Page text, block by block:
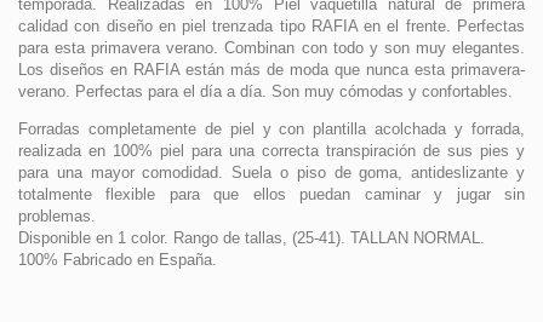
temporada. Realizadas en 100% Piel vaquetilla natural de primera
calidad con diseño en piel trenzada tipo RAFIA en el frente. Perfectas
para esta primavera verano. Combinan con todo y son muy elegantes.
Los diseños en RAFIA están más de moda que nunca esta primavera-
verano. Perfectas para el día a día. Son muy cómodas y confortables.
Forradas completamente de piel y con plantilla acolchada y forrada,
realizada en 100% piel para una correcta transpiración de sus pies y
para una mayor comodidad. Suela o piso de goma, antideslizante y
totalmente flexible para que ellos puedan caminar y jugar sin
problemas.
Disponible en 1 color. Rango de tallas, (25-41). TALLAN NORMAL.
100% Fabricado en España.